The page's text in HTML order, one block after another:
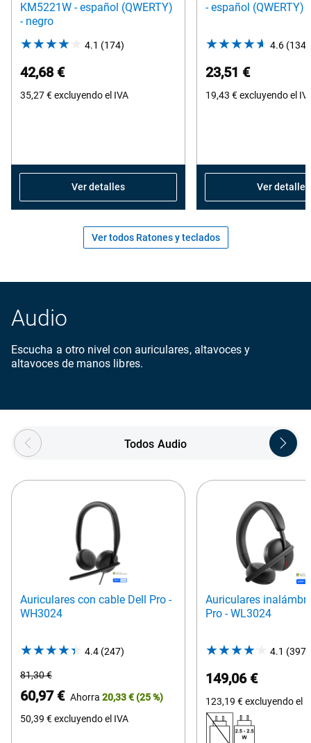
KM5221W - español (QWERTY)
- negro
4.1 (174)
5
42,68 €
35,27 €excluyendo el IVA
Ver detalles
- español (QWERTY)
4.6 (134)
23,51 €
19,43 €excluyendo el
Ver detalles
Ver todos Ratones y teclados
Audio
Escucha a otro nivel con auriculares, altavoces y
altavoces de manos libres.
Todos Audio
Showing page 1 of 4
Auriculares con cable Dell Pro -
WH3024
4.4 (247)
5
stars.
Precio
habitual
81,30 €
Precio
de
60,97 € Ahorra 20,33 €(25 %)
50,39 €excluyendo el IVA
Auriculares
Pro - WL3024
4.1 (397)
149,06 €
123,19 €excluyendo el